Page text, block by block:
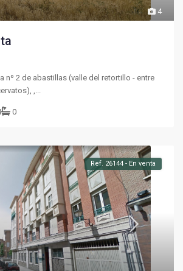
4
nº 2 de abastillas (valle del retortillo - entre
,...
0
Ref. 26144 - En venta